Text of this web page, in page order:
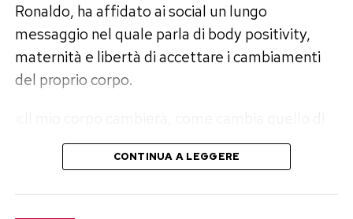
Ronaldo, ha affidato ai social un lungo
messaggio nel quale parla di body positivity,
maternità e libertà di accettare i cambiamenti
del proprio corpo.
tutte le donne. E spero che continui a farlo per
molti anni ancora, perché significherà che
CONTINUA A LEGGERE